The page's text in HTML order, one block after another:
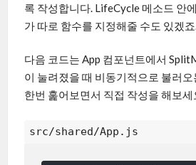
록 작성합니다. LifeCycle 메소드 안
가 따로 함수를 지정해줄 수도 있겠
다음 코드는 App 컴포넌트에서
이 눌려졌을 때 비동기적으로 불러
한번 훑어보면서 직접 작성을 해보세
src/shared/App.js